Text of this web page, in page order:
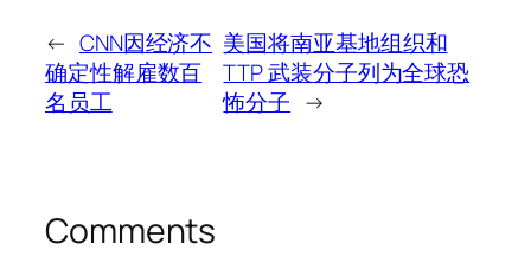
← CNN因经济不
确定性解雇数百
名员工
美国将南亚基地组织和
TTP 武装分子列为全球恐
怖分子 →
Comments